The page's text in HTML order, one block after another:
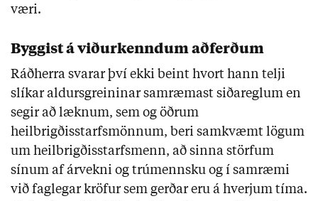
væri.
Byggist á viðurkenndum aðferðum
Ráðherra svarar því ekki beint hvort hann telji
slíkar aldursgreininar samræmast siðareglum en
segir að læknum, sem og öðrum
heilbrigðisstarfsmönnum, beri samkvæmt lögum
um heilbrigðisstarfsmenn, að sinna störfum
sínum af árvekni og trúmennsku og í samræmi
við faglegar kröfur sem gerðar eru á hverjum tíma.